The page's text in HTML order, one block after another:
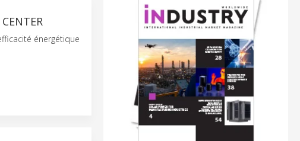
énergétique